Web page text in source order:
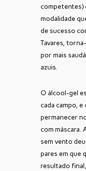
competentes)
modalidade
de sucesso
Tavares,
por mais
azuis.
O álcool-gel
cada campo,
permanecer
com máscara.
sem vento
pares em que
resultado